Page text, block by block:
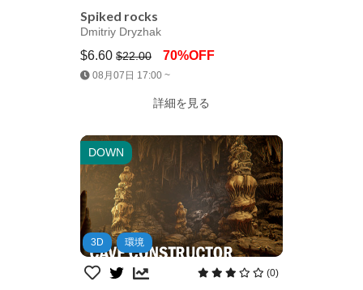
Spiked rocks
Dmitriy Dryzhak
$6.60 $22.00 70%OFF
08月07日 17:00 ~
詳細を見る
DOWN
Jump AssetStore
3D 環境
(0)